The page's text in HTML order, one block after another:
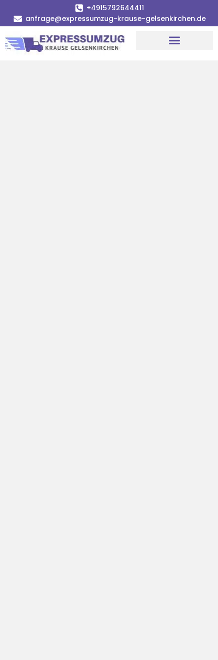
+4915792644411
anfrage@expressumzug-krause-gelsenkirchen.de